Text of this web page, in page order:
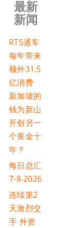
最新
新闻
RTS通车
每年带来
额外31.5
亿消费
新加坡的
钱为新山
开创另一
个黄金十
年？
每日总汇
7-8-2026
连续第2
天激烈交
手 外资